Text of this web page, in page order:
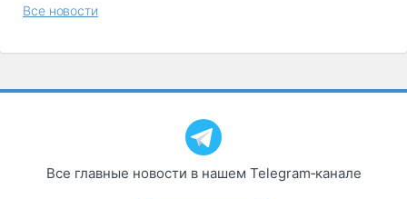
Все новости
Все главные новости в нашем Telegram‑канале